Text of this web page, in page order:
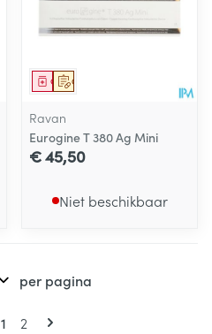
Op voorschrift
Geneesmiddel
Ravan
Eurogine T 380 Ag Mini
€ 45,50
Niet beschikbaar
Pagina's
U lees momenteel pagina
1 Pagina
2
per pagina